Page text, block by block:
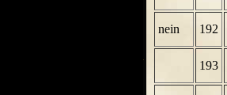
nein 192
193